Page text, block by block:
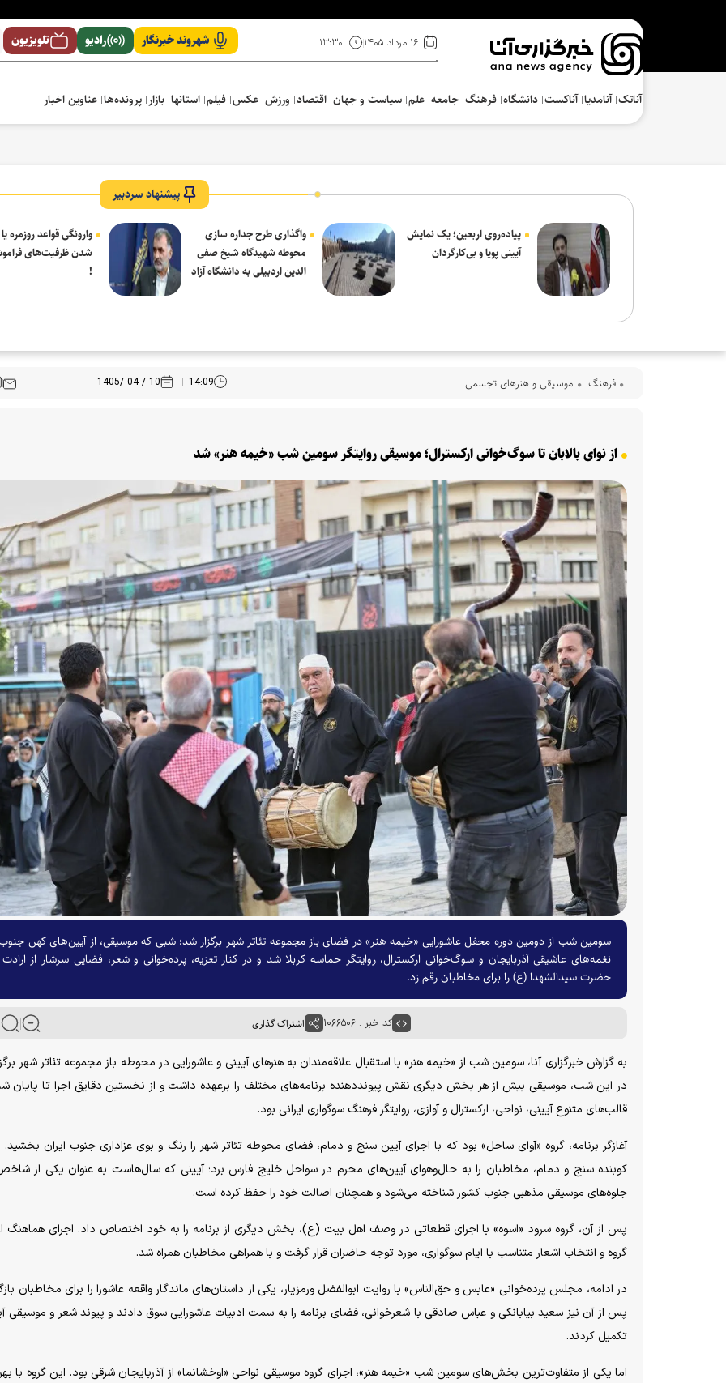
۱۶ مرداد ۱۴۰۵ ۱۳:۳۰ شهروند خبرنگار رادیو تلویزیون
آناتک آنامدیا آناکست دانشگاه فرهنگ‌ جامعه علم سیاست و جهان اقتصاد ورزش عکس فیلم استانها بازار پرونده‌ها عناوین اخبار
پیشنهاد سردبیر
پیاده‌روی اربعین؛ یک نمایش
آیینی پویا و بی‌کارگردان
واگذاری طرح جداره سازی
محوطه شهیدگاه شیخ صفی
الدین اردبیلی به دانشگاه آزاد
وارونگی قواعد روزمره
شدن ظرفیت‌های
!
فرهنگ‌ موسیقی و هنرهای تجسمی 14:09
10 / 04 /1405
از نوای بالابان تا سوگ‌خوانی ارکسترال؛ موسیقی روایتگر سومین شب «خیمه هنر» شد
سومین شب از دومین دوره محفل عاشورایی «خیمه هنر» در فضای باز مجموعه تئاتر شهر برگزار شد؛ شبی که موسیقی، از آیین‌های کهن
نغمه‌های عاشیقی آذربایجان و سوگ‌خوانی ارکسترال، روایتگر حماسه کربلا شد و در کنار تعزیه، پرده‌خوانی و شعر، فضایی سرشار از
حضرت سیدالشهدا (ع) را برای مخاطبان رقم زد.
کد خبر : ۱۰۶۶۵۰۶ اشتراک گذاری
به گزارش خبرگزاری آنا، سومین شب از «خیمه هنر» با استقبال علاقه‌مندان به هنر‌های آیینی و عاشورایی در محوطه باز مجموعه تئاتر شهر
در این شب، موسیقی بیش از هر بخش دیگری نقش پیونددهنده برنامه‌های مختلف را برعهده داشت و از نخستین دقایق اجرا تا پایان
قالب‌های متنوع آیینی، نواحی، ارکسترال و آوازی، روایتگر فرهنگ سوگواری ایرانی بود.
آغازگر برنامه، گروه «آوای ساحل» بود که با اجرای آیین سنج و دمام، فضای محوطه تئاتر شهر را رنگ و بوی عزاداری جنوب ایران
کوبنده سنج و دمام، مخاطبان را به حال‌وهوای آیین‌های محرم در سواحل خلیج فارس برد؛ آیینی که سال‌هاست به عنوان یکی از
جلوه‌های موسیقی مذهبی جنوب کشور شناخته می‌شود و همچنان اصالت خود را حفظ کرده است.
پس از آن، گروه سرود «اسوه» با اجرای قطعاتی در وصف اهل بیت (ع)، بخش دیگری از برنامه را به خود اختصاص داد. اجرای هماهنگ
گروه و انتخاب اشعار متناسب با ایام سوگواری، مورد توجه حاضران قرار گرفت و با همراهی مخاطبان همراه شد.
در ادامه، مجلس پرده‌خوانی «عابس و حق‌الناس» با روایت ابوالفضل ورمزیار، یکی از داستان‌های ماندگار واقعه عاشورا را برای مخاطبان
پس از آن نیز سعید بیابانکی و عباس صادقی با شعرخوانی، فضای برنامه را به سمت ادبیات عاشورایی سوق دادند و پیوند شعر و موسیقی
تکمیل کردند.
اما یکی از متفاوت‌ترین بخش‌های سومین شب «خیمه هنر»، اجرای گروه موسیقی نواحی «اوخشانما» از آذربایجان شرقی بود. این گروه با